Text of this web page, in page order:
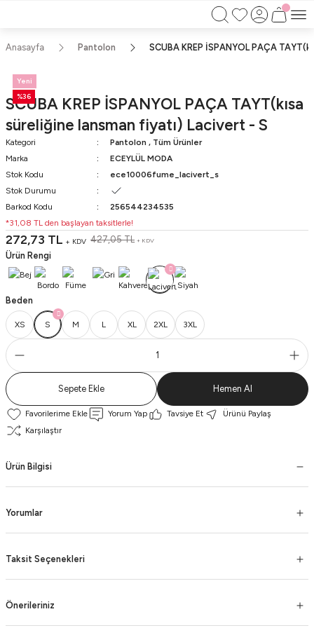
750TL ÜZERİ ALIŞVERİŞLERİNİZDE KARGO BEDAVA!!
Anasayfa Pantolon SCUBA KREP İSPANYOL PAÇA
Yeni
%36
SCUBA KREP İSPANYOL PAÇA TAYT(kısa
süreliğine lansman fiyatı) Lacivert - S
Kategori Pantolon , Tüm Ürünler
Marka
ECEYLÜL MODA
Stok Kodu
ece10006fume_lacivert_s
Stok Durumu
Barkod Kodu
256544234535
*31,08 TL den başlayan taksitlerle!
272,73 TL + KDV 427,05 TL + KDV
Ürün Rengi
Beden
XS S M L XL 2XL 3XL
Sepete Ekle Hemen Al
Yorum Yap Tavsiye Et
Ürünü Paylaş
Karşılaştır
Ürün Bilgisi
Yorumlar
Taksit Seçenekleri
Önerileriniz